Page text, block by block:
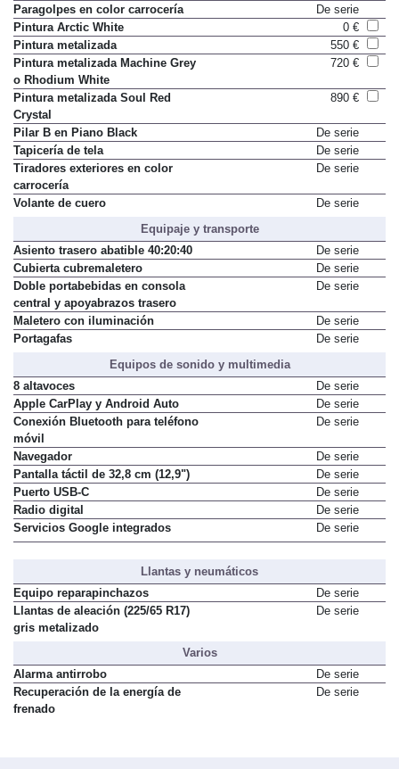
Paragolpes en color carrocería
De serie
Pintura Arctic White
0 €
Pintura metalizada
550 €
Pintura metalizada Machine Grey
o Rhodium White
720 €
Pintura metalizada Soul Red
Crystal
890 €
Pi­lar B en Pia­no Black
De serie
Tapicería de tela
De serie
Tiradores exteriores en color
carrocería
De serie
Volante de cuero
De serie
Equipaje y transporte
Asiento trasero abatible 40:20:40
De serie
Cubierta cubremaletero
De serie
Doble portabebidas en consola
central y apoyabrazos trasero
De serie
Maletero con iluminación
De serie
Portagafas
De serie
Equipos de sonido y multimedia
8 altavoces
De serie
Apple CarPlay y Android Auto
De serie
Conexión Bluetooth para teléfono
móvil
De serie
Navegador
De serie
Pantalla táctil de 32,8 cm (12,9")
De serie
Puerto USB-C
De serie
Radio digital
De serie
Servicios Google integrados
De serie
Llantas y neumáticos
Equipo reparapinchazos
De serie
Llantas de aleación (225/65 R17)
gris metalizado
De serie
Varios
Alarma antirrobo
De serie
Recuperación de la energía de
frenado
De serie